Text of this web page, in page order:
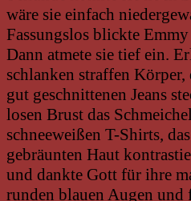
wäre sie einfach
Fassungslos blickte
Dann atmete sie tief ein.
schlanken straffen
gut geschnittenen Jeans
losen Brust das
schneeweißen T-Shirts,
gebräunten Haut
und dankte Gott für ihre
runden blauen Augen und